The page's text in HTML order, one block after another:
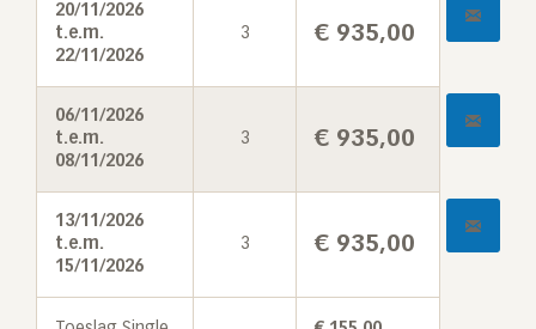
20/11/2026
t.e.m.
22/11/2026
3 € 935,00
06/11/2026
t.e.m.
08/11/2026
3 € 935,00
13/11/2026
t.e.m.
15/11/2026
3 € 935,00